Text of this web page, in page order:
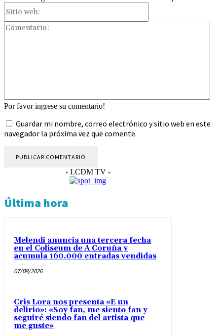
Por favor ingrese su comentario!
Guardar mi nombre, correo electrónico y sitio web en este
navegador la próxima vez que comente.
- LCDM TV -
Última hora
Melendi anuncia una tercera fecha
en el Coliseum de A Coruña y
acumula 160.000 entradas vendidas
07/08/2026
Cris Lora nos presenta «E un
delirio»: «Soy fan, me siento fan y
seguiré siendo fan del artista que
me guste»